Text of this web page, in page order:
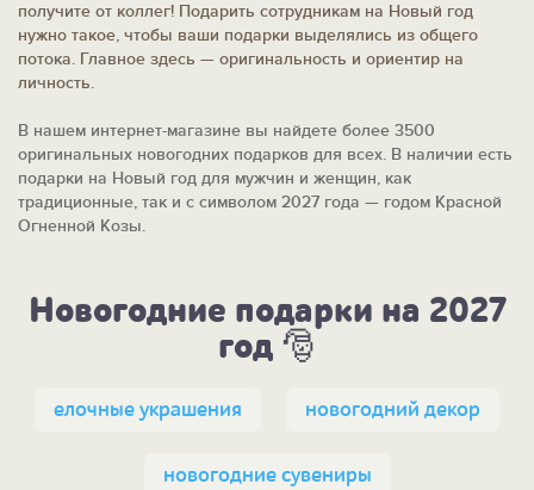
получите от коллег! Подарить сотрудникам на Новый год
нужно такое, чтобы ваши подарки выделялись из общего
потока. Главное здесь — оригинальность и ориентир на
личность.
В нашем интернет-магазине вы найдете более 3500
оригинальных новогодних подарков для всех. В наличии есть
подарки на Новый год для мужчин и женщин, как
традиционные, так и с символом 2027 года — годом Красной
Огненной Козы.
Новогодние подарки на 2027
год 🎅
елочные украшения новогодний декор
новогодние сувениры